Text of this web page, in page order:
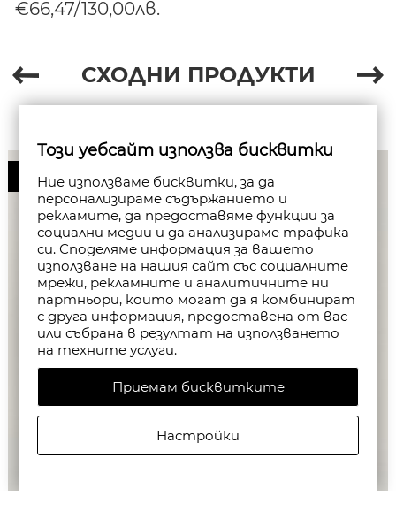
€66,47/130,00лв.
СХОДНИ ПРОДУКТИ
50%
Този уебсайт използва бисквитки
Ние използваме бисквитки, за да
персонализираме съдържанието и
рекламите, да предоставяме функции за
социални медии и да анализираме трафика
си. Споделяме информация за вашето
използване на нашия сайт със социалните
мрежи, рекламните и аналитичните ни
партньори, които могат да я комбинират
с друга информация, предоставена от вас
или събрана в резултат на използването
на техните услуги.
Приемам бисквитките
Настройки